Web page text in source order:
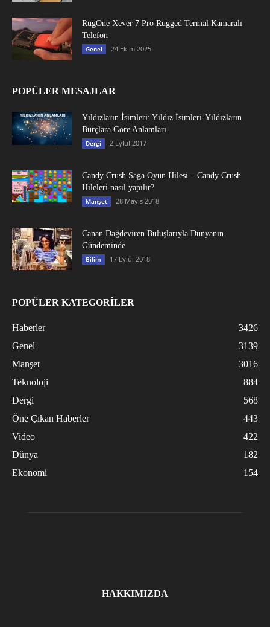
RugOne Xever 7 Pro Rugged Termal Kamaralı
Telefon
Genel 24 Ekim 2025
POPÜLER MESAJLAR
Yıldızların İsimleri: Yıldız İsimleri-Yıldızların
Burçlara Göre Anlamları
Dergi 2 Eylül 2017
Candy Crush Saga Oyun Hilesi – Candy Crush
Hileleri nasıl yapılır?
Manşet 28 Mayıs 2018
Canan Dağdeviren Buluşlarıyla Dünyanın
Gündeminde
Bilim 17 Eylül 2018
POPÜLER KATEGORİLER
Haberler
3426
Genel
3139
Manşet
3016
Teknoloji
884
Dergi
568
Öne Çıkan Haberler
443
Video
422
Dünya
182
Ekonomi
154
HAKKIMIZDA